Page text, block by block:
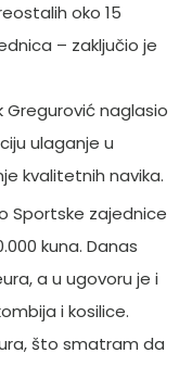
oko 15
– zaključio je
Gregurović naglasio
ulaganje u
kvalitetnih navika.
Sportske zajednice
kuna. Danas
a u ugovoru je i
i kosilice.
što smatram da